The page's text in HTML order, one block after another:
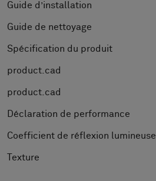
Guide d’installation
Guide de nettoyage
Spécification du produit
product.cad
product.cad
Déclaration de performance
Coefficient de réflexion lumineuse
Texture